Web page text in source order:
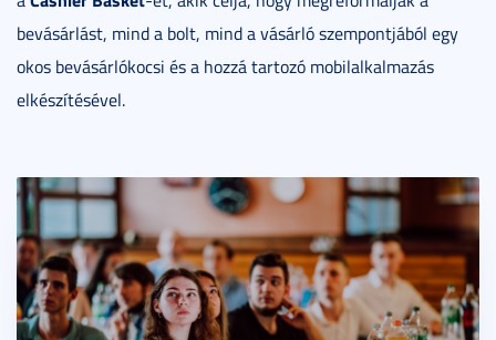
bevásárlást, mind a bolt, mind a vásárló szempontjából egy
okos bevásárlókocsi és a hozzá tartozó mobilalkalmazás
elkészítésével.